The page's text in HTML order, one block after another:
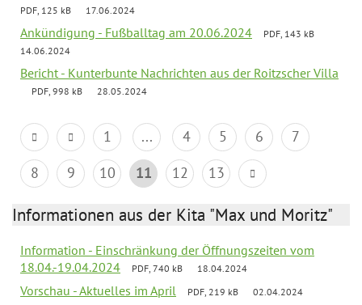
PDF, 125 kB 17.06.2024
Ankündigung - Fußballtag am 20.06.2024
PDF, 143 kB
14.06.2024
Bericht - Kunterbunte Nachrichten aus der Roitzscher Villa
PDF, 998 kB 28.05.2024
1 ... 4 5 6
7
8
9 10 11 12 13
Informationen aus der Kita "Max und Moritz"
Information - Einschränkung der Öffnungszeiten vom
18.04.-19.04.2024
PDF, 740 kB 18.04.2024
Vorschau - Aktuelles im April PDF, 219 kB 02.04.2024